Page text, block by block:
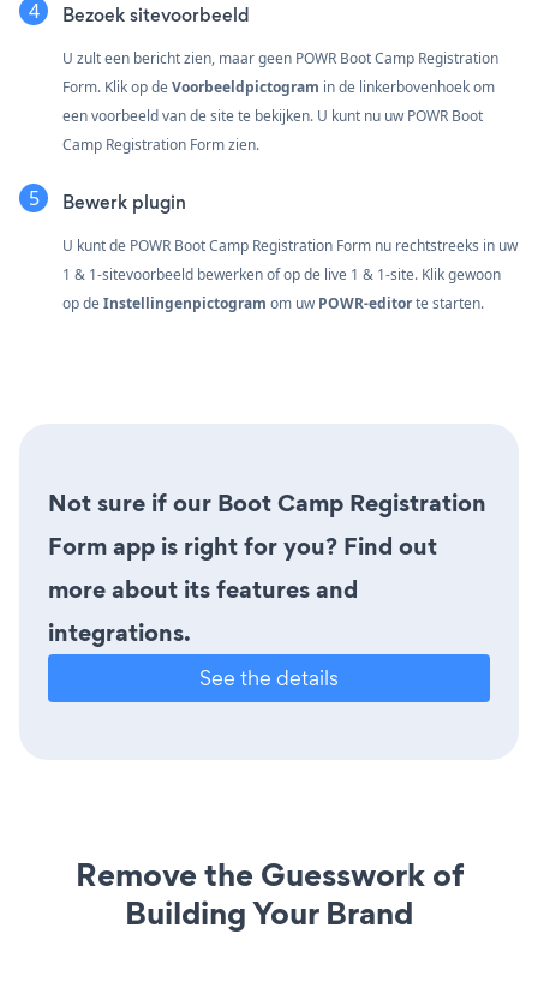
Bezoek sitevoorbeeld
U zult een bericht zien, maar geen POWR Boot Camp Registration
Form. Klik op deVoorbeeldpictogram in de linkerbovenhoek om
een voorbeeld van de site te bekijken. U kunt nu uw POWR Boot
Camp Registration Form zien.
Bewerk plugin
U kunt de POWR Boot Camp Registration Form nu rechtstreeks in uw
1 & 1-sitevoorbeeld bewerken of op de live 1 & 1-site. Klik gewoon
op deInstellingenpictogram om uwPOWR-editorte starten.
Not sure if our Boot Camp Registration
Form app is right for you? Find out
more about its features and
integrations.
See the details
Remove the Guesswork of
Building Your Brand